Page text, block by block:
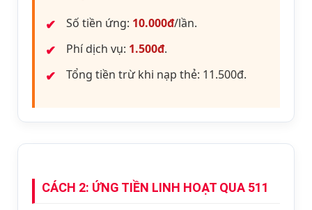
Số tiền ứng: 10.000đ/lần.
Phí dịch vụ: 1.500đ.
Tổng tiền trừ khi nạp thẻ: 11.500đ.
CÁCH 2: ỨNG TIỀN LINH HOẠT QUA 511